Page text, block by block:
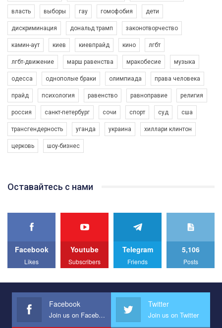
Зупинимо насильство проти ЛГБТ в Україні! Stop violence against LGBT in Ukraine!
6/30/2017
Емоційний та вражаючий промо-ролік на конкурс PACT, який
представляє програму "Гей-альянс Україна" з протидії
насильству проти ЛГБТ в Україні.
Ми просимо вашої підтримки, щоб реалізувати нашу
програму з боротьби з насильством проти ЛГБТ в Україні.
Якщо ти хочеш підтримати нас - просто натисни "лайк" під
best video, representing programme for the development of
We appeal to your support and ask to help us implement our plan
All you have to do is to press "Like" below the video.
Эмоционально сильный ролик от команды "Гей-альянс
представляющий программу развития организации.
Мы просим вас поддержать нас и помочь нам реализовать
наш план по борьбе с насилием и дискриминацией на почве
1.9K Просмотров • 226 Нравится • 5 Комментариев
власть выборы гау гомофобия дети
дискриминация дональд трамп законотворчество
камин-аут киев киевпрайд кино лгбт
лгбт-движение марш равенства мракобесие музыка
одесса однополые браки олимпиада права человека
прайд психология равенство равноправие религия
россия санкт-петербург сочи спорт суд сша
трансгендерность уганда украина хиллари клинтон
церковь шоу-бизнес
Оставайтесь с нами
Facebook
Likes
Youtube
Subscribers
Telegram
Friends
5,106
Posts
Facebook
Join us on Facebook
Twitter
Join us on Twitter